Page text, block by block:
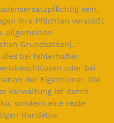
sein,
ihre Pflichten verstößt
allgemeinen
Grundsätzen).
bei fehlerhafter
oder bei
der Eigentümer. Die
Verwaltung ist damit
sondern eine reale
Handelns.